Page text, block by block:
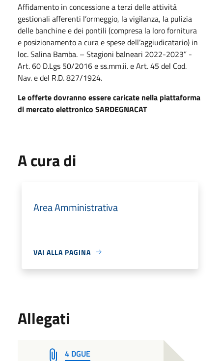
Affidamento in concessione a terzi delle attività
gestionali afferenti l’ormeggio, la vigilanza, la pulizia
delle banchine e dei pontili (compresa la loro fornitura
e posizionamento a cura e spese dell’aggiudicatario) in
loc. Salina Bamba. – Stagioni balneari 2022-2023” -
Art. 60 D.Lgs 50/2016 e ss.mm.ii. e Art. 45 del Cod.
Nav. e del R.D. 827/1924.
Le offerte dovranno essere caricate nella piattaforma
di mercato elettronico SARDEGNACAT
A cura di
Area Amministrativa
VAI ALLA PAGINA
Allegati
4 DGUE